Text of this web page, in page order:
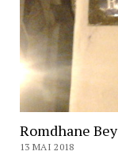
Romdhane Bey
13 MAI 2018